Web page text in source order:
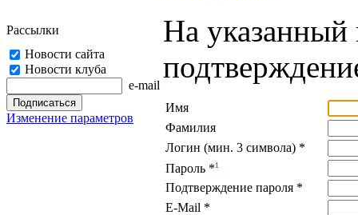
Рассылки
Новости сайта
Новости клуба
e-mail
Изменение параметров
На указанный
Имя
Фамилия
Логин (мин. 3 символа) *
Пароль *1
Подтверждение пароля *
E-Mail *